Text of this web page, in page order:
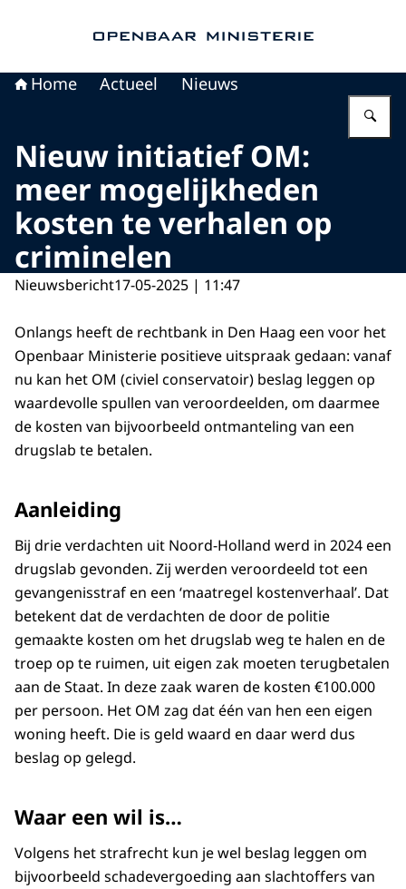
Home Actueel Nieuws
Nieuw initiatief OM:
meer mogelijkheden
kosten te verhalen op
criminelen
Nieuwsbericht17-05-2025 | 11:47
Onlangs heeft de rechtbank in Den Haag een voor het
Openbaar Ministerie positieve uitspraak gedaan: vanaf
nu kan het OM (civiel conservatoir) beslag leggen op
waardevolle spullen van veroordeelden, om daarmee
de kosten van bijvoorbeeld ontmanteling van een
drugslab te betalen.
Aanleiding
Bij drie verdachten uit Noord-Holland werd in 2024 een
drugslab gevonden. Zij werden veroordeeld tot een
gevangenisstraf en een ‘maatregel kostenverhaal’. Dat
betekent dat de verdachten de door de politie
gemaakte kosten om het drugslab weg te halen en de
troep op te ruimen, uit eigen zak moeten terugbetalen
aan de Staat. In deze zaak waren de kosten €100.000
per persoon. Het OM zag dat één van hen een eigen
woning heeft. Die is geld waard en daar werd dus
beslag op gelegd.
Waar een wil is…
Volgens het strafrecht kun je wel beslag leggen om
bijvoorbeeld schadevergoeding aan slachtoffers van